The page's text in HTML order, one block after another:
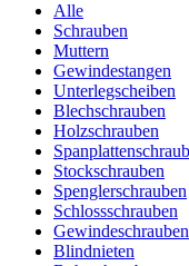
Alle
Schrauben
Muttern
Gewindestangen
Unterlegscheiben
Blechschrauben
Holzschrauben
Stockschrauben
Spenglerschrauben
Schlossschrauben
Gewindeschrauben
Blindnieten